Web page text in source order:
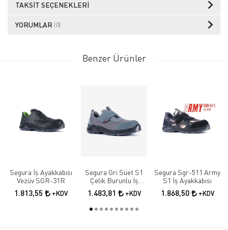
TAKSIT SEÇENEKLERI
YORUMLAR (0)
Benzer Ürünler
Segura İş Ayakkabısı
Vezüv SGR-31R
1.813,55 +KDV
Segura Gri Süet S1
Çelik Burunlu İş
Güvenlik Ayakkabısı
SGR-51
1.483,81 +KDV
Segura Sgr-511 Army
S1 İş Ayakkabısı
1.868,50 +KDV